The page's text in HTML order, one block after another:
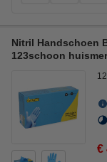
Nitril Handschoen
123schoon
€